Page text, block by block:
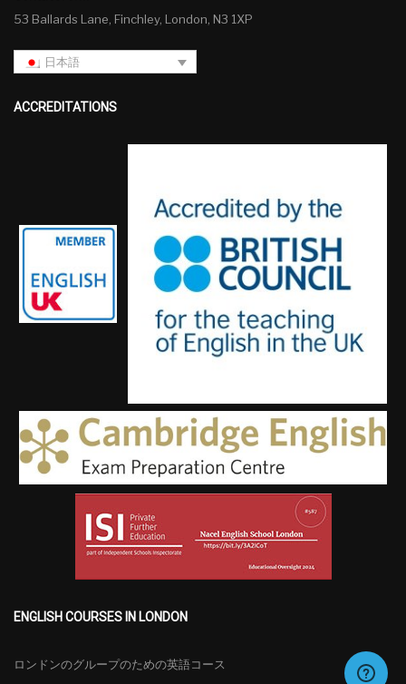
53 Ballards Lane, Finchley, London, N3 1XP
日本語
ACCREDITATIONS
ENGLISH COURSES IN LONDON
ロンドンのグループのための英語コース